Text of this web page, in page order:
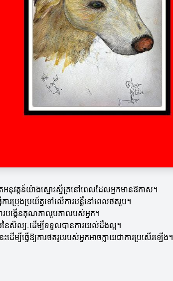
អនុវត្តន៍យ៉ាងស្មោះស្ម័គ្រនៅពេលដែលអ្នកមានឱកាស។
ការប្រុងប្រយ័ត្នទៅលើការបន្លឺនៅពេលថតរូប។
របង្កើនគុណភាពរូបភាពរបស់អ្នក។
នៃសិល្បៈដើម្បីទទួលបានការយល់ដឹងល្អ។
ម្បីធ្វើឱ្យការថតរូបរបស់អ្នកអាចក្លាយជាការប្រសើរឡើង។